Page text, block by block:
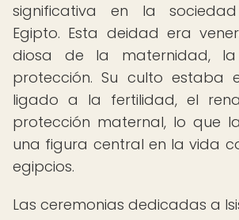
significativa en la
Egipto. Esta deidad era
diosa de la maternidad,
protección. Su culto estaba
ligado a la fertilidad, el
protección maternal, lo que
una figura central en la vida
egipcios.
Las ceremonias dedicadas a